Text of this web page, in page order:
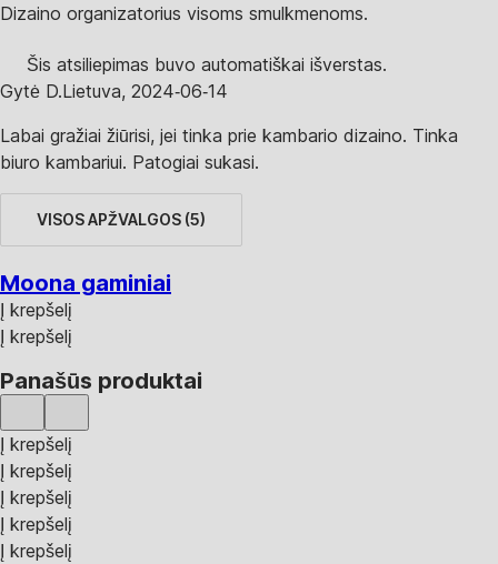
Dizaino organizatorius visoms smulkmenoms.
Šis atsiliepimas buvo automatiškai išverstas.
Gytė D.Lietuva, 2024‑06‑14
Labai gražiai žiūrisi, jei tinka prie kambario dizaino. Tinka
biuro kambariui. Patogiai sukasi.
VISOS APŽVALGOS (5)
Moona gaminiai
Į krepšelį
Į krepšelį
Panašūs produktai
Į krepšelį
Į krepšelį
Į krepšelį
Į krepšelį
Į krepšelį